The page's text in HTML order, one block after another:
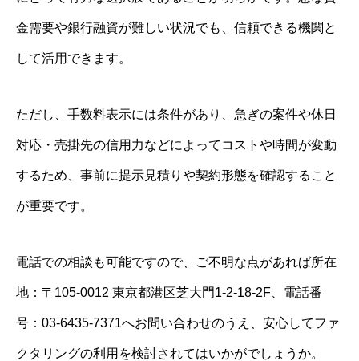
金需要や銀行融資が難しい状況でも、信頼できる機関と
して活用できます。
ただし、手数料表示には条件があり、急ぎの案件や休日
対応・売掛先の信用力などによってコストや時間が変動
するため、事前に提示見積りや契約形態を確認すること
が重要です。
電話での相談も可能ですので、ご不明な点があれば所在
地：〒105-0012 東京都港区芝大門1-2-18-2F、電話番
号：03-6435-7371へお問い合わせのうえ、安心してファ
クタリングの利用を検討されてはいかがでしょうか。